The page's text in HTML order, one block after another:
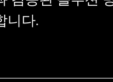
니다.